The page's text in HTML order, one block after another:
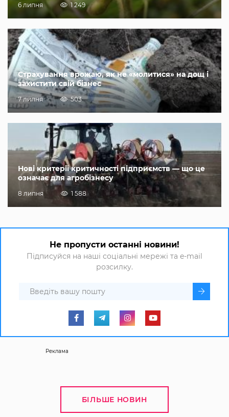
6 липня 1 249
Страхування врожаю, як не «молитися» на дощ і
захистити свій бізнес
7 липня 503
Нові критерії критичності підприємств — що це
означає для агробізнесу
8 липня 1 588
Не пропусти останні новини!
Підписуйся на наші соціальні мережі та e-mail
розсилку.
Реклама
БІЛЬШЕ НОВИН